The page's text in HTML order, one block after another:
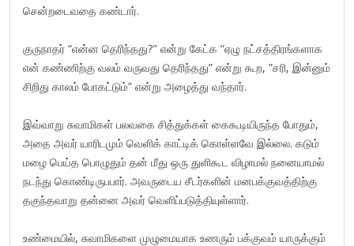
சென்றடைவதை கண்டார்.
குருநாதர் “என்ன தெரிந்தது?" என்று கேட்க “ஏழு நட்சத்திரங்களாக
என் கண்ணிற்கு வலம் வருவது தெரிந்தது” என்று கூற, ”சரி, இன்னும்
சிறிது காலம் போகட்டும்” என்று அழைத்து வந்தார்.
இவ்வாறு சுவாமிகள் பலவகை சித்துக்கள் கைகூடியிருந்த போதும்,
அதை அவர் யாரிடமும் வெளிக் காட்டிக் கொள்ளவே இல்லை. கடும்
மழை பெய்த பொழுதும் தன் மீது ஒரு துளிகூட விழாமல் நனையாமல்
நடந்து கொண்டிருபபார். அவருடைய சீடர்களின் மனபக்குவத்திற்கு
தகுந்தவாறு தன்னை அவர் வெளிப்படுத்தியுள்ளார்.
உண்மையில், சுவாமிகளை முழுமையாக உணரும் பக்குவம் யாருக்கும்